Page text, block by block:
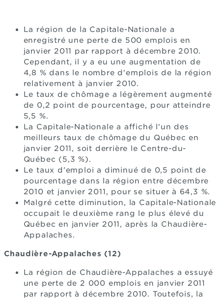
La région de la Capitale-Nationale a
enregistré une perte de 500 emplois en
janvier 2011 par rapport à décembre 2010.
Cependant, il y a eu une augmentation de
4,8 % dans le nombre d'emplois de la région
relativement à janvier 2010.
Le taux de chômage a légèrement augmenté
de 0,2 point de pourcentage, pour atteindre
5,5 %.
La Capitale-Nationale a affiché l'un des
meilleurs taux de chômage du Québec en
janvier 2011, soit derrière le Centre-du-
Québec (5,3 %).
Le taux d'emploi a diminué de 0,5 point de
pourcentage dans la région entre décembre
2010 et janvier 2011, pour se situer à 64,3 %.
Malgré cette diminution, la Capitale-Nationale
occupait le deuxième rang le plus élevé du
Québec en janvier 2011, après la Chaudière-
Appalaches.
Chaudière-Appalaches (12)
La région de Chaudière-Appalaches a essuyé
une perte de 2 000 emplois en janvier 2011
par rapport à décembre 2010. Toutefois, la